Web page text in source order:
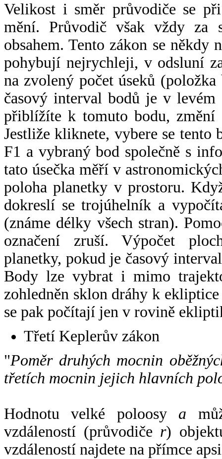
Velikost i směr průvodiče se
mění. Průvodič však vždy za
obsahem. Tento zákon se někdy
pohybují nejrychleji, v odsluní
na zvolený počet úseků
časový interval bodů je v
přiblížíte k tomuto bodu,
Jestliže kliknete, vybere se tento
F1 a vybraný bod společně s
tato úsečka měří v
poloha planetky v prostoru.
dokreslí se trojúhelník a
(známe délky všech stran).
označení zruší. Výpočet
planetky, pokud je časový
Body lze vybrat i mimo
zohledněn sklon dráhy k
se pak počítají jen v rovině
Třetí Keplerův zákon
"Poměr druhých mocnin
třetích mocnin jejich hlavních
Hodnotu velké poloosy a
vzdáleností (průvodiče r)
vzdáleností najdete na přímce